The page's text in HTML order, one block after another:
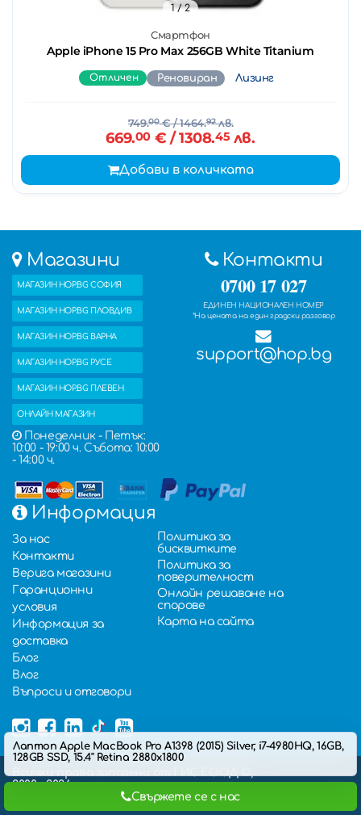
Смартфон
Apple iPhone 15 Pro Max 256GB White Titanium
1/ 2
Отличен Реновиран Лизинг
749.00€/ 1464.92лв.
669.00€ / 1308.45лв.
Добави в количката
Лаптоп Apple MacBook Pro A1398 (2015) Silver, i7-4980HQ, 16GB,
128GB SSD, 15.4'' Retina 2880x1800
Магазини
МАГАЗИН HOP.BG СОФИЯ
МАГАЗИН HOP.BG ПЛОВДИВ
МАГАЗИН HOP.BG ВАРНА
МАГАЗИН HOP.BG РУСЕ
МАГАЗИН HOP.BG ПЛЕВЕН
ОНЛАЙН МАГАЗИН
Понеделник - Петък:
10:00 - 19:00 ч. Събота: 10:00
- 14:00 ч.
Контакти
0700 17 027
ЕДИНЕН НАЦИОНАЛЕН НОМЕР
*На цената на един градски разговор
support@hop.bg
Информация
За нас
Контакти
Верига магазини
Гаранционни
условия
Информация за
доставка
Блог
Влог
Въпроси и отговори
Политика за
бисквитките
Политика за
поверителност
Онлайн решаване на
спорове
Карта на сайта
2000 - 2026,
Изработка на онлайн магазин: Hopix IT
Свържете се с нас